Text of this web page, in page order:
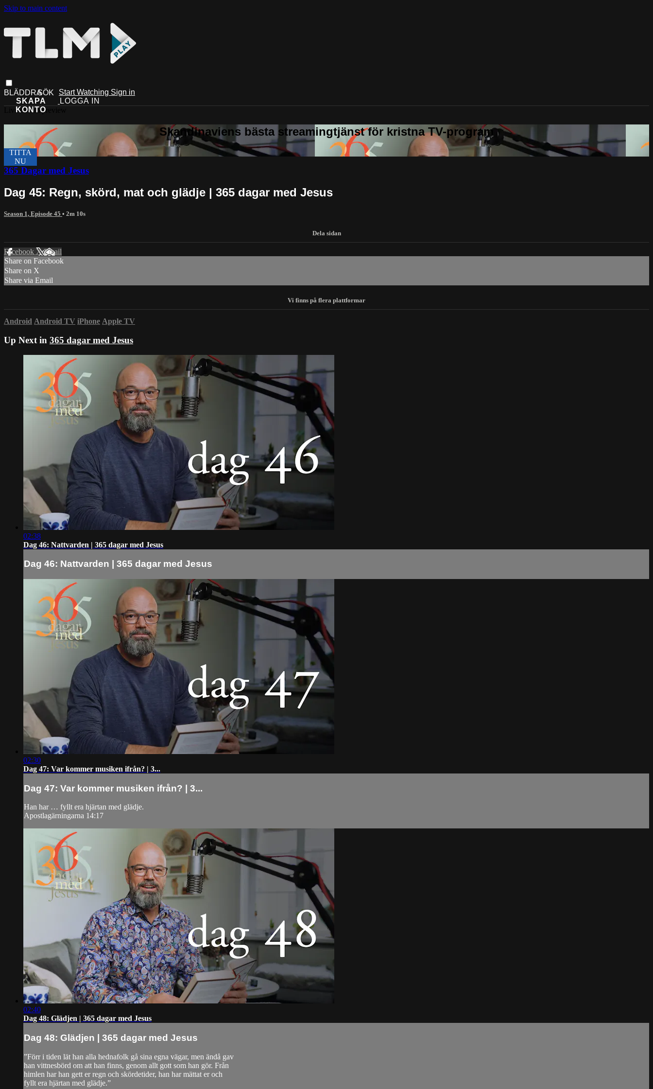
Skip to main content
Start Watching Sign in
Live stream preview
365 Dagar med Jesus
Dag 45: Regn, skörd, mat och glädje | 365 dagar med Jesus
Season 1, Episode 45 • 2m 10s
Facebook XEmail
Share on Facebook
Share on X
Share via Email
Android Android TV iPhone Apple TV
Up Next in 365 dagar med Jesus
02:38
Dag 46: Nattvarden | 365 dagar med Jesus
Dag 46: Nattvarden | 365 dagar med Jesus
02:30
Dag 47: Var kommer musiken ifrån? | 3...
Dag 47: Var kommer musiken ifrån? | 3...
Han har … fyllt era hjärtan med glädje.
Apostlagärningarna 14:17
02:40
Dag 48: Glädjen | 365 dagar med Jesus
Dag 48: Glädjen | 365 dagar med Jesus
”Förr i tiden lät han alla hednafolk gå sina egna vägar, men ändå gav
han vittnesbörd om att han finns, genom allt gott som han gör. Från
himlen har han gett er regn och skördetider, han har mättat er och
fyllt era hjärtan med glädje.”